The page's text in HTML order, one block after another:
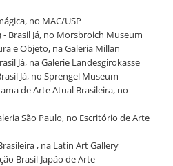
no MAC/USP
Brasil Já, no Morsbroich Museum
e Objeto, na Galeria Millan
Já, na Galerie Landesgirokasse
Já, no Sprengel Museum
de Arte Atual Brasileira, no
São Paulo, no Escritório de Arte
, na Latin Art Gallery
Brasil-Japão de Arte